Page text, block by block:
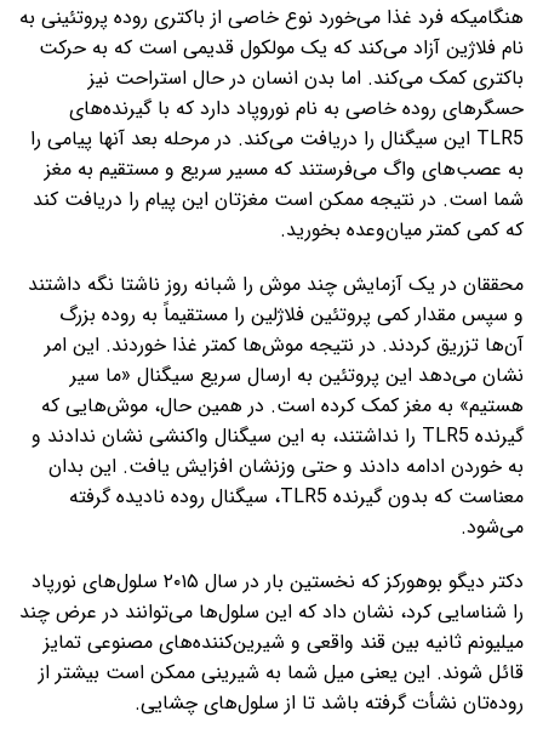
هنگامیکه فرد غذا می‌خورد نوع خاصی از باکتری روده پروتئینی به
نام فلاژین آزاد می‌کند که یک مولکول قدیمی است که به حرکت
باکتری کمک می‌کند. اما بدن انسان در حال استراحت نیز
حسگرهای روده خاصی به نام نوروپاد دارد که با گیرنده‌های
TLR5 این سیگنال را دریافت می‌کند. در مرحله بعد آنها پیامی را
به عصب‌های واگ می‌فرستند که مسیر سریع و مستقیم به مغز
شما است. در نتیجه ممکن است مغزتان این پیام را دریافت کند
که کمی کمتر میان‌وعده بخورید.
محققان در یک آزمایش چند موش را شبانه روز ناشتا نگه داشتند
و سپس مقدار کمی پروتئین فلاژلین را مستقیماً به روده بزرگ
آن‌ها تزریق کردند. در نتیجه موش‌ها کمتر غذا خوردند. این امر
نشان می‌دهد این پروتئین به ارسال سریع سیگنال «ما سیر
هستیم» به مغز کمک کرده است. در همین حال، موش‌هایی که
گیرنده TLR5 را نداشتند، به این سیگنال واکنشی نشان ندادند و
به خوردن ادامه دادند و حتی وزنشان افزایش یافت. این بدان
معناست که بدون گیرنده TLR5، سیگنال روده نادیده گرفته
می‌شود.
دکتر دیگو بوهورکز که نخستین بار در سال ۲۰۱۵ سلول‌های نورپاد
را شناسایی کرد، نشان داد که این سلول‌ها می‌توانند در عرض چند
میلیونم ثانیه بین قند واقعی و شیرین‌کننده‌های مصنوعی تمایز
قائل شوند. این یعنی میل شما به شیرینی ممکن است بیشتر از
روده‌تان نشأت گرفته باشد تا از سلول‌های چشایی.